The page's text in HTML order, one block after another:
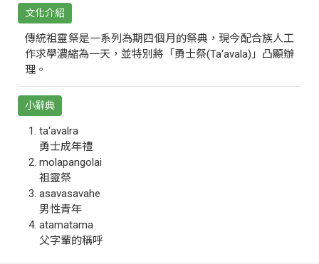
文化介紹
傳統祖靈祭是一系列為期四個月的祭典，現今配合族人工
作求學濃縮為一天，並特別將「勇士祭(Ta‘avala)」凸顯辦
理。
小辭典
ta‘avalra
勇士成年禮
molapangolai
祖靈祭
asavasavahe
男性青年
atamatama
父字輩的稱呼